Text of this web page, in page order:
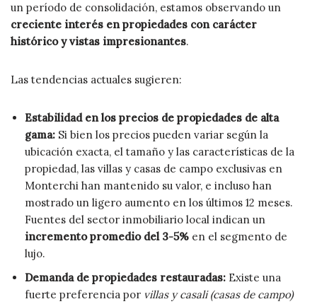
un período de consolidación, estamos observando un
creciente interés en propiedades con carácter
histórico y vistas impresionantes.
Las tendencias actuales sugieren:
Estabilidad en los precios de propiedades de alta
gama: Si bien los precios pueden variar según la
ubicación exacta, el tamaño y las características de la
propiedad, las villas y casas de campo exclusivas en
Monterchi han mantenido su valor, e incluso han
mostrado un ligero aumento en los últimos 12 meses.
Fuentes del sector inmobiliario local indican un
incremento promedio del 3-5% en el segmento de
lujo.
Demanda de propiedades restauradas: Existe una
fuerte preferencia por villas y casali (casas de campo)